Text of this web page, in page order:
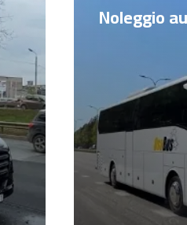
Noleggio